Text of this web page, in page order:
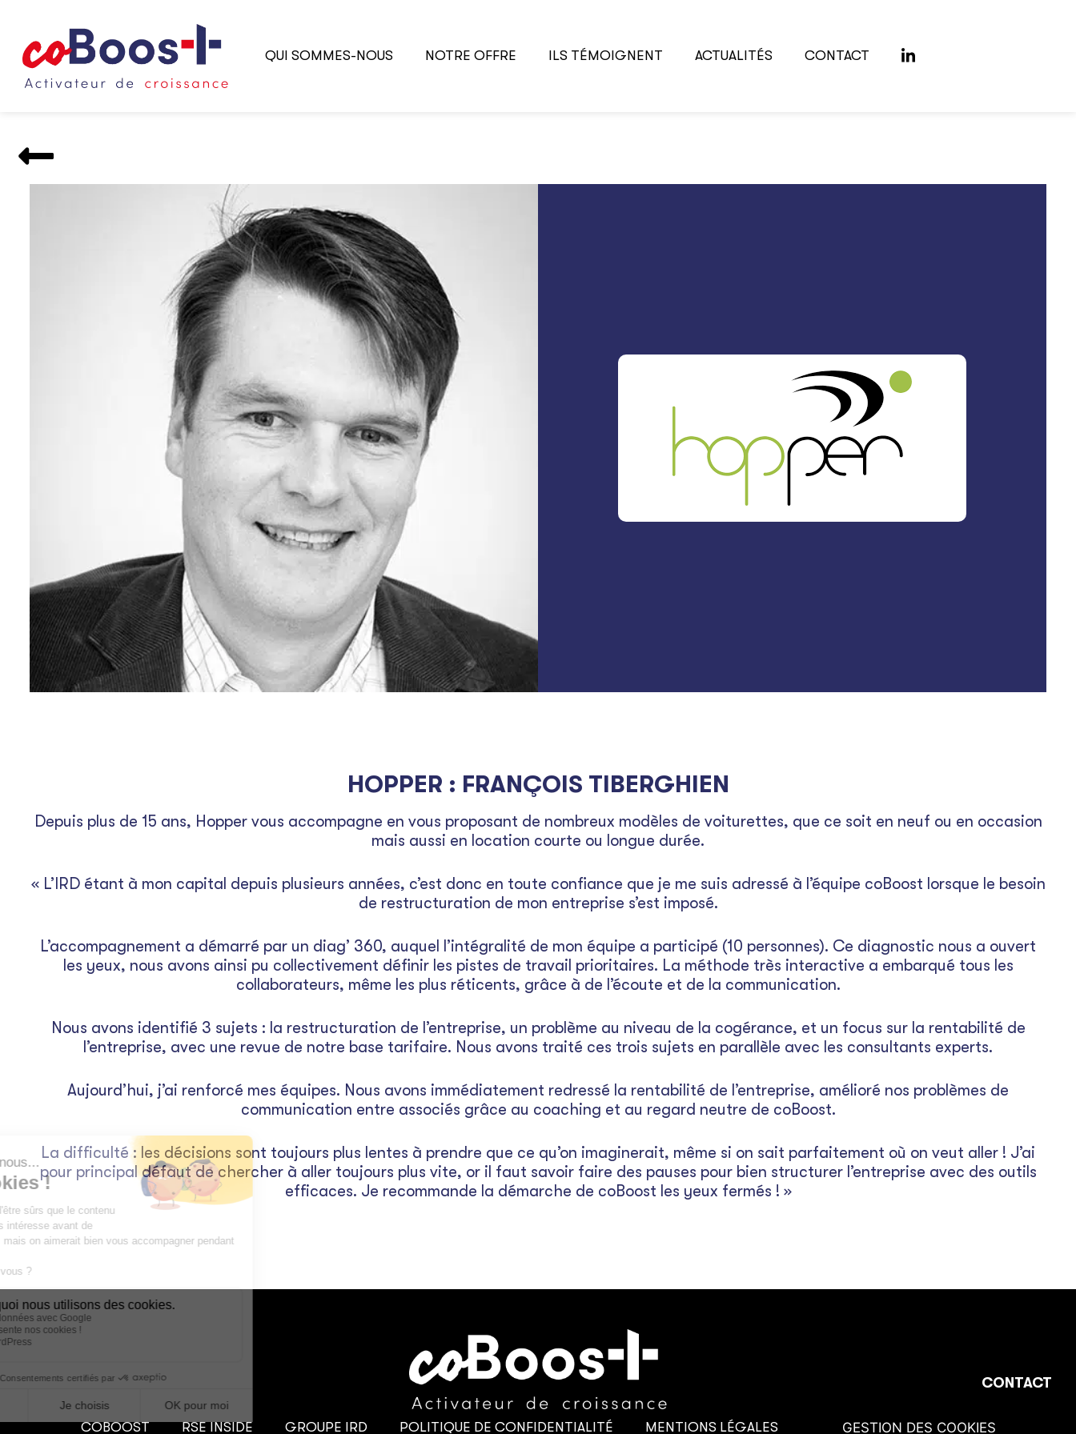
QUI SOMMES-NOUS NOTRE OFFRE ILS TÉMOIGNENT ACTUALITÉS CONTACT
HOPPER : FRANÇOIS TIBERGHIEN
Depuis plus de 15 ans, Hopper vous accompagne en vous proposant de nombreux modèles de voiturettes, que ce soit en neuf ou en occasion
mais aussi en location courte ou longue durée.
« L’IRD étant à mon capital depuis plusieurs années, c’est donc en toute confiance que je me suis adressé à l’équipe coBoost lorsque le besoin
de restructuration de mon entreprise s’est imposé.
L’accompagnement a démarré par un diag’ 360, auquel l’intégralité de mon équipe a participé (10 personnes). Ce diagnostic nous a ouvert
les yeux, nous avons ainsi pu collectivement définir les pistes de travail prioritaires. La méthode très interactive a embarqué tous les
collaborateurs, même les plus réticents, grâce à de l’écoute et de la communication.
Nous avons identifié 3 sujets : la restructuration de l’entreprise, un problème au niveau de la cogérance, et un focus sur la rentabilité de
l’entreprise, avec une revue de notre base tarifaire. Nous avons traité ces trois sujets en parallèle avec les consultants experts.
Aujourd’hui, j’ai renforcé mes équipes. Nous avons immédiatement redressé la rentabilité de l’entreprise, amélioré nos problèmes de
communication entre associés grâce au coaching et au regard neutre de coBoost.
La difficulté : les décisions sont toujours plus lentes à prendre que ce qu’on imaginerait, même si on sait parfaitement où on veut aller ! J’ai
pour principal défaut de chercher à aller toujours plus vite, or il faut savoir faire des pauses pour bien structurer l’entreprise avec des outils
efficaces. Je recommande la démarche de coBoost les yeux fermés ! »
CONTACT
COBOOST RSE INSIDE GROUPE IRD POLITIQUE DE CONFIDENTIALITÉ MENTIONS LÉGALES GESTION DES COOKIES